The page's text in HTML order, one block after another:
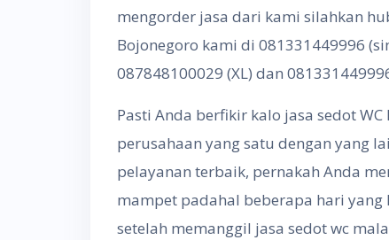
mengorder jasa dari kami silahkan
Bojonegoro kami di 081331449996
087848100029 (XL) dan
Pasti Anda berfikir kalo jasa sedot
perusahaan yang satu dengan yang
pelayanan terbaik, pernakah Anda
mampet padahal beberapa hari
setelah memanggil jasa sedot wc